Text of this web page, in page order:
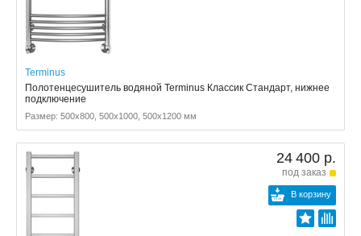
Terminus
Полотенцесушитель водяной Terminus Классик Стандарт, нижнее
подключение
Размер: 500x800, 500x1000, 500x1200 мм
24 400 р.
под заказ
В корзину